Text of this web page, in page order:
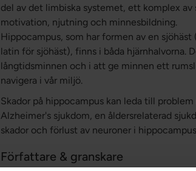
del av det limbiska systemet, ett komplex av
motivation, njutning och minnesbildning.
Hippocampus, som har formen av en
latin för sjöhäst), finns i båda hjärnhalvorna.
långtidsminnen och i att ge minnen ett
navigera i vår miljö.
Skador på hippocampus kan leda till
Alzheimer's sjukdom, en åldersrelaterad
skador och förlust av neuroner i
Författare & granskare